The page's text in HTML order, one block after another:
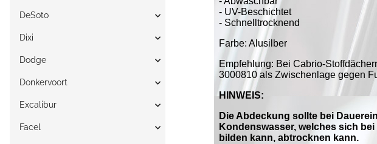
DeSoto
Dixi
Dodge
Donkervoort
Excalibur
Facel